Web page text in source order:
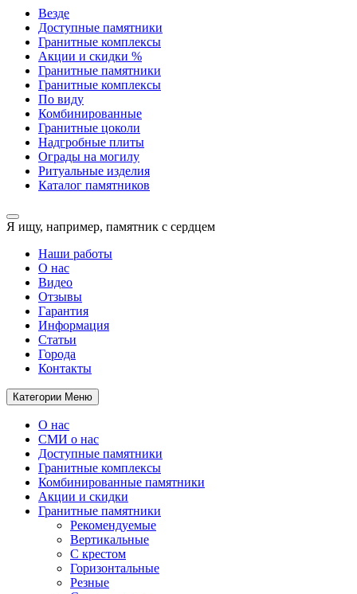
Везде
Доступные памятники
Гранитные комплексы
Акции и скидки %
Гранитные памятники
Гранитные комплексы
По виду
Комбинированные
Гранитные цоколи
Надгробные плиты
Ограды на могилу
Ритуальные изделия
Каталог памятников
Я ищу, например, памятник с сердцем
Наши работы
О нас
Видео
Отзывы
Гарантия
Информация
Статьи
Города
Контакты
Категории Меню
О нас
СМИ о нас
Доступные памятники
Гранитные комплексы
Комбинированные памятники
Акции и скидки
Гранитные памятники
Рекомендуемые
Вертикальные
С крестом
Горизонтальные
Резные